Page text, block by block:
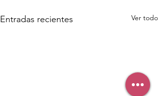
Entradas recientes Ver todo